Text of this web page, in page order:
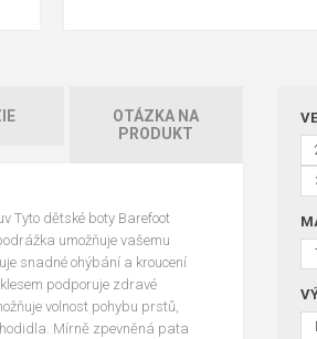
OTÁZKA NA
PRODUKT
Tyto dětské boty Barefoot
umožňuje vašemu
snadné ohýbání a kroucení
podporuje zdravé
volnost pohybu prstů,
Mírně zpevněná pata